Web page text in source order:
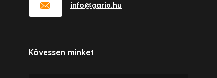
info@gario.hu
Kövessen minket